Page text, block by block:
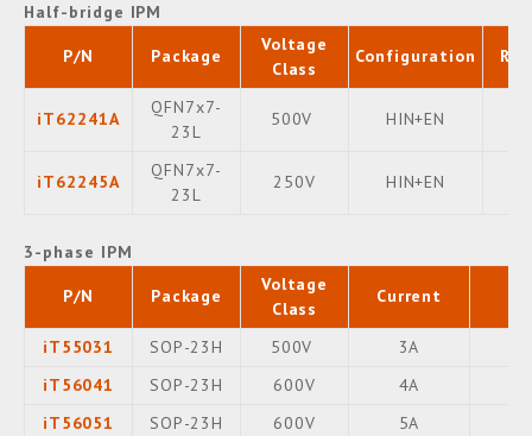
Half-bridge IPM
P/N Package
Voltage
Class
Configuration
iT62241A
QFN7x7-
23L
500V HIN+EN
iT62245A
QFN7x7-
23L
250V HIN+EN
3-phase IPM
P/N Package
Voltage
Class
Current
iT55031 SOP-23H 500V 3A
iT56041
SOP-23H 600V 4A
iT56051
SOP-23H 600V 5A